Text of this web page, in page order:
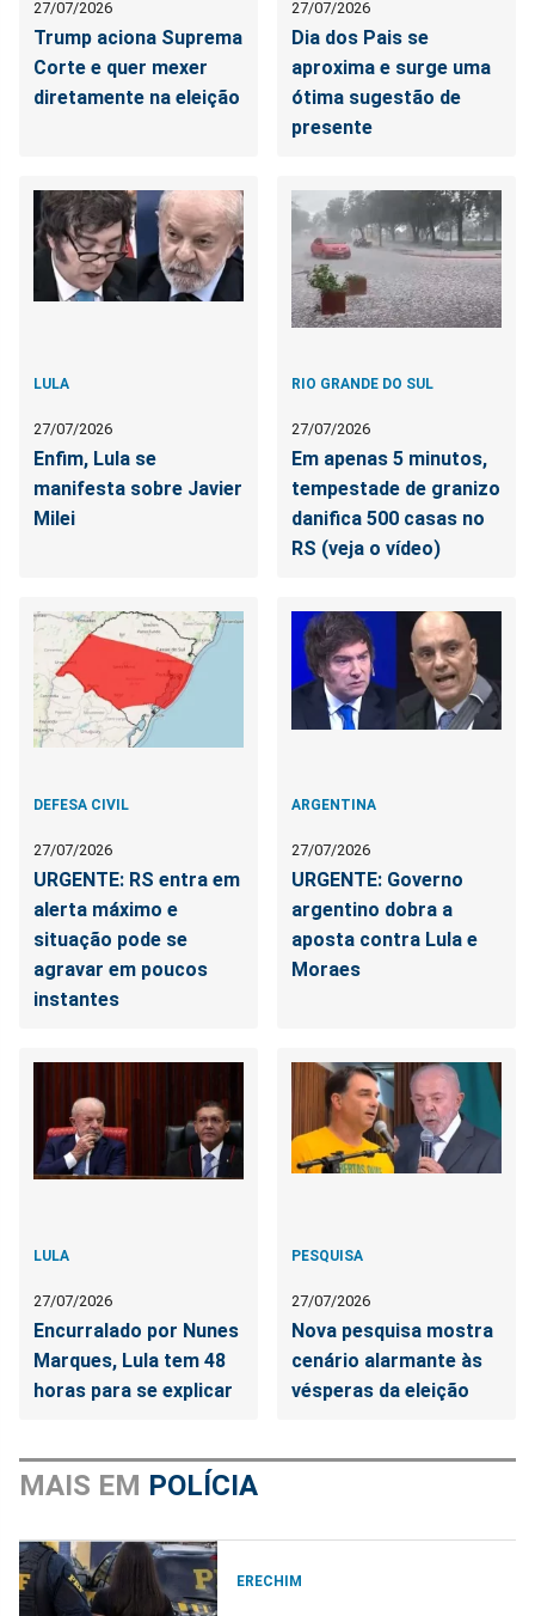
27/07/2026
Trump aciona Suprema
Corte e quer mexer
diretamente na eleição
27/07/2026
Dia dos Pais se
aproxima e surge uma
ótima sugestão de
presente
LULA
27/07/2026
Enfim, Lula se
manifesta sobre Javier
Milei
RIO GRANDE DO SUL
27/07/2026
Em apenas 5 minutos,
tempestade de granizo
danifica 500 casas no
RS (veja o vídeo)
DEFESA CIVIL
27/07/2026
URGENTE: RS entra em
alerta máximo e
situação pode se
agravar em poucos
instantes
ARGENTINA
27/07/2026
URGENTE: Governo
argentino dobra a
aposta contra Lula e
Moraes
LULA
27/07/2026
Encurralado por Nunes
Marques, Lula tem 48
horas para se explicar
PESQUISA
27/07/2026
Nova pesquisa mostra
cenário alarmante às
vésperas da eleição
MAIS EM POLÍCIA
ERECHIM